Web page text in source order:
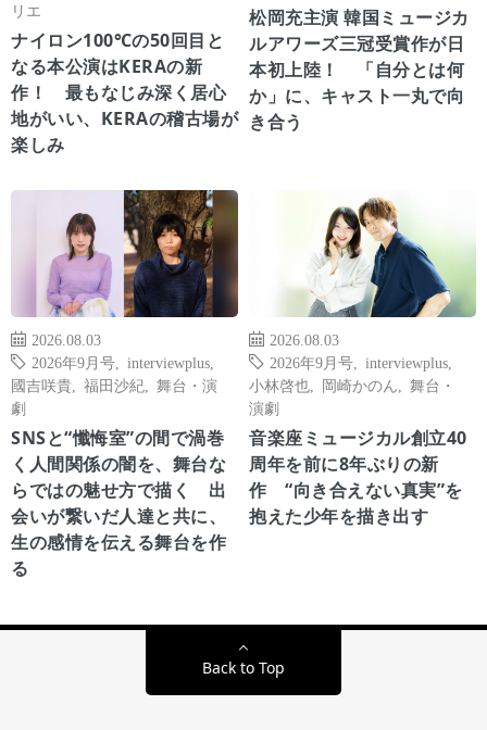
リエ
ナイロン100℃の50回目と
なる本公演はKERAの新
作！ 最もなじみ深く居心
地がいい、KERAの稽古場が
楽しみ
松岡充主演 韓国ミュージカ
ルアワーズ三冠受賞作が日
本初上陸！ 「自分とは何
か」に、キャスト一丸で向
き合う
2026.08.03
2026年9月号
interviewplus
國吉咲貴
福田沙紀
舞台・演
劇
SNSと“懺悔室”の間で渦巻
く人間関係の闇を、舞台な
らではの魅せ方で描く 出
会いが繋いだ人達と共に、
生の感情を伝える舞台を作
る
2026.08.03
2026年9月号
interviewplus
小林啓也
岡崎かのん
舞台・
演劇
音楽座ミュージカル創立40
周年を前に8年ぶりの新
作 “向き合えない真実”を
抱えた少年を描き出す
Back to Top